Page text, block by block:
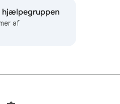
hjælpegruppen
af